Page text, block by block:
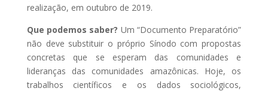
realização, em outubro de 2019.
Que podemos saber? Um “Documento Preparatório”
não deve substituir o próprio Sínodo com propostas
concretas que se esperam das comunidades e
lideranças das comunidades amazônicas. Hoje, os
trabalhos científicos e os dados sociológicos,